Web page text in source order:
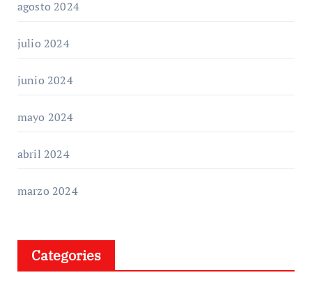
agosto 2024
julio 2024
junio 2024
mayo 2024
abril 2024
marzo 2024
Categories